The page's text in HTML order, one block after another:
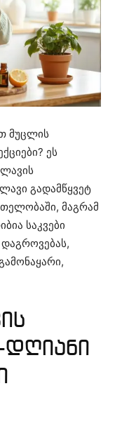
მუცლის
ეს
გადამწყვეტ
მაგრამ
საკვები
დაგროვებას,
დღიანი